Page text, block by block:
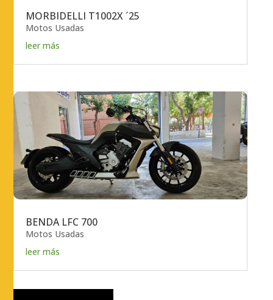
MORBIDELLI T1002X ´25
Motos Usadas
leer más
BENDA LFC 700
Motos Usadas
leer más